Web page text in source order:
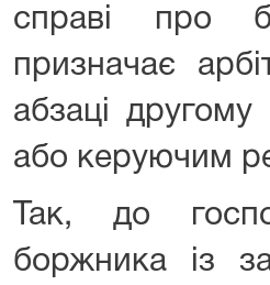
справі про
призначає
абзаці
або керуючим
Так, до
боржника із